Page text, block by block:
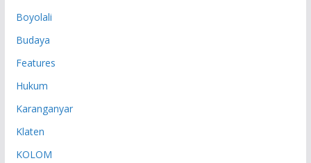
Boyolali
Budaya
Features
Hukum
Karanganyar
Klaten
KOLOM